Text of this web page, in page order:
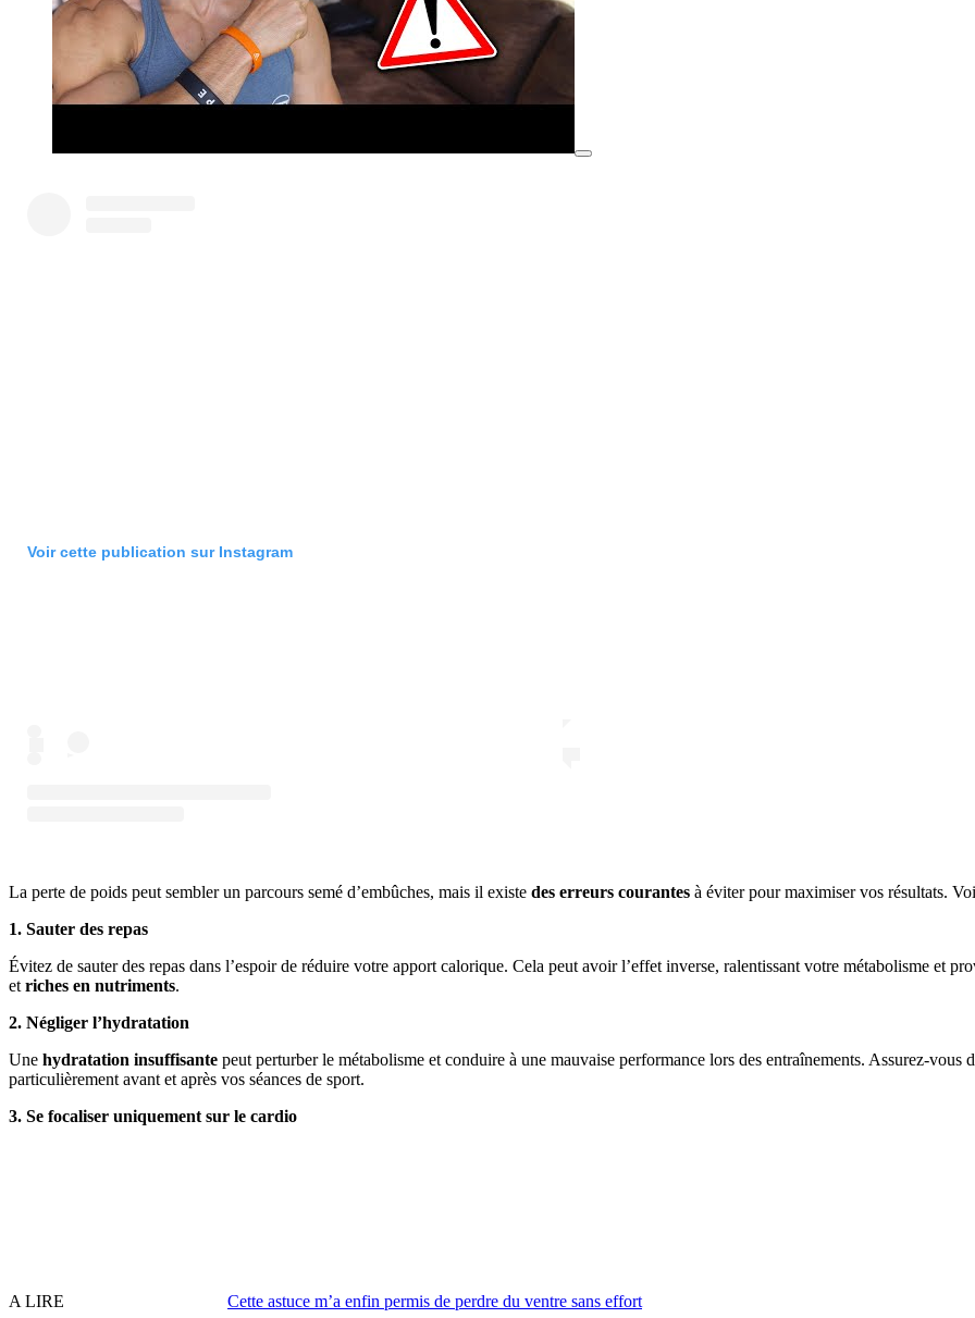
Voir cette publication sur Instagram
La perte de poids peut sembler un parcours semé d’embûches, mais il existe des erreurs courantes à éviter pour maximiser vos résultats.
1. Sauter des repas
Évitez de sauter des repas dans l’espoir de réduire votre apport calorique. Cela peut avoir l’effet inverse, ralentissant votre métabolisme et
et riches en nutriments.
2. Négliger l’hydratation
Une hydratation insuffisante peut perturber le métabolisme et conduire à une mauvaise performance lors des entraînements. Assurez-vous
particulièrement avant et après vos séances de sport.
3. Se focaliser uniquement sur le cardio
A LIRE Cette astuce m’a enfin permis de perdre du ventre sans effort